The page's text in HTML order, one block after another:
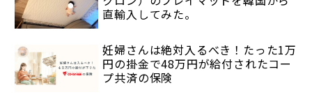
直輸入してみた。
妊婦さんは絶対入るべき！たった1万
円の掛金で48万円が給付されたコー
プ共済の保険